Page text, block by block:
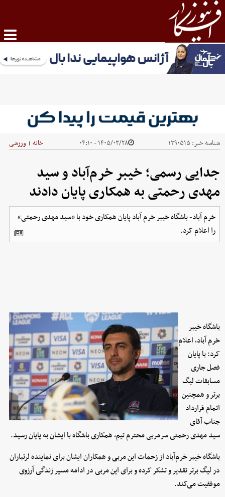
شناسه خبر: ۱۳۹۰۵۱۵ ۱۴۰۵/۰۳/۲۸ - ۰۴:۱۰ خانه | ورزشی
جدایی رسمی؛ خیبر خرم‌آباد و سید
مهدی رحمتی به همکاری پایان دادند
خرم آباد- باشگاه خیبر خرم آباد پایان همکاری خود با «سید مهدی رحمتی»
را اعلام کرد.
باشگاه خیبر
خرم آباد، اعلام
کرد: با پایان
فصل جاری
مسابقات لیگ
برتر و همچنین
اتمام قرارداد
جناب آقای
سید مهدی رحمتی سرمربی محترم تیم، همکاری باشگاه با ایشان به پایان رسید.
باشگاه خیبر خرم‌آباد از زحمات این مربی و همکاران ایشان برای نماینده لرتباران
در لیگ برتر تقدیر و تشکر کرده و برای این مربی در ادامه مسیر زندگی آرزوی
موفقیت می‌کند.